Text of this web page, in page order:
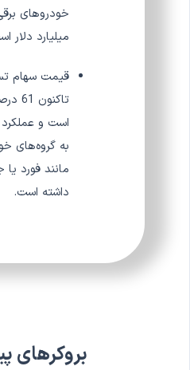
میلیارد دلار
قیمت سهام
است و
به گروه‌های
مانند فورد یا
داشته است.
بروکرهای